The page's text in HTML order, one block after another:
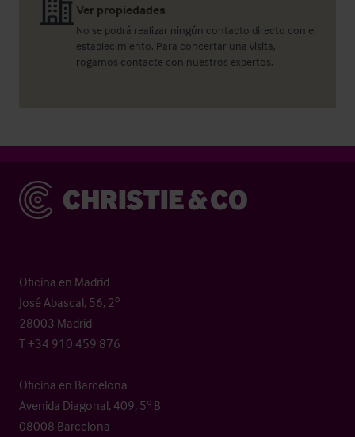
Ver propiedades
No se podrá realizar ningún contacto directo con el
establecimiento. Para concertar una visita,
rogamos contacte con nuestros expertos.
Christie & Co
Oficina en Madrid
José Abascal, 56, 2º
28003 Madrid
T +34 910 459 876
Oficina en Barcelona
Avenida Diagonal, 409, 5º B
08008 Barcelona